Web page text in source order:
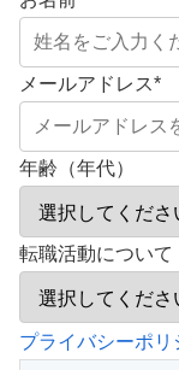
メールアドレス*
年齢（年代）
転職活動について
こ
プライバシーポリ